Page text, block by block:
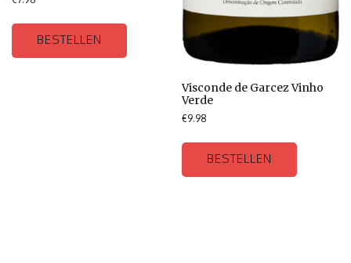
BESTELLEN
Visconde de Garcez Vinho
Verde
€9.98
BESTELLEN